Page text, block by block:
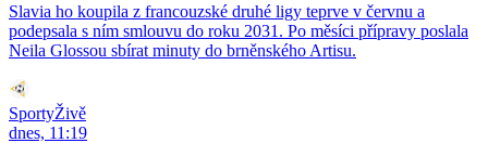
Slavia ho koupila z francouzské druhé ligy teprve v červnu a
podepsala s ním smlouvu do roku 2031. Po měsíci přípravy poslala
Neila Glossou sbírat minuty do brněnského Artisu.
SportyŽivě
dnes, 11:19